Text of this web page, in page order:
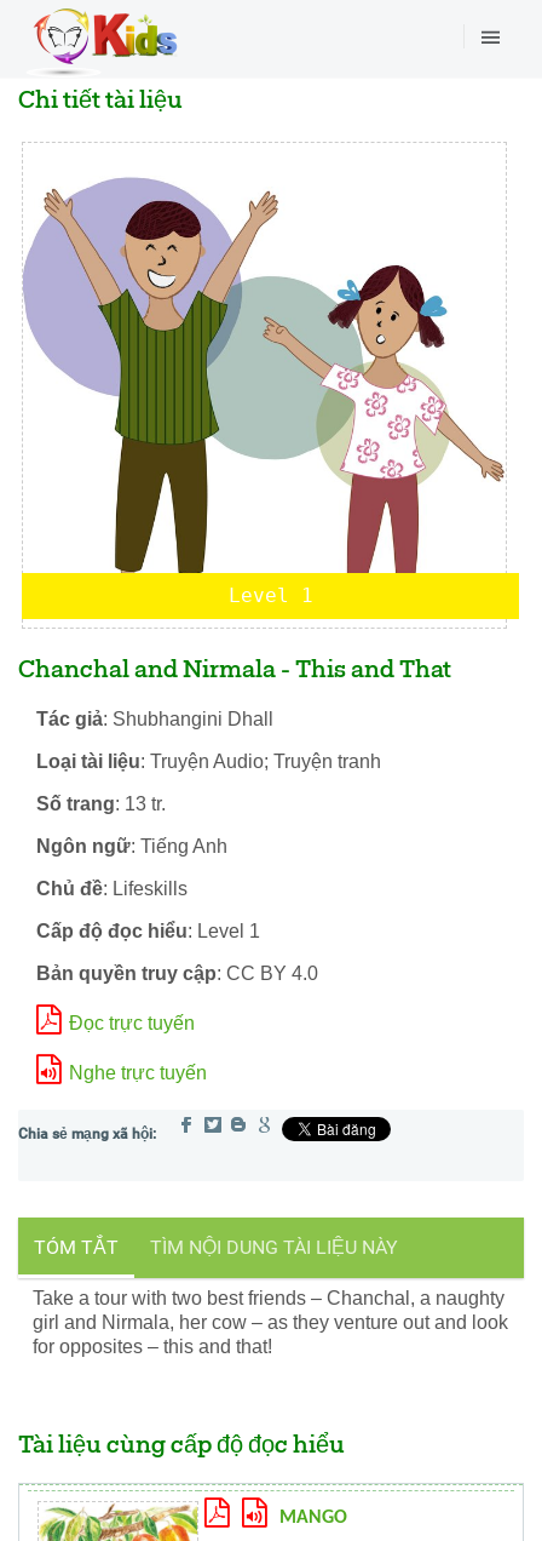
Chi tiết tài liệu
Level 1
Chanchal and Nirmala - This and That
Tác giả: Shubhangini Dhall
Loại tài liệu: Truyện Audio; Truyện tranh
Số trang: 13 tr.
Ngôn ngữ: Tiếng Anh
Chủ đề: Lifeskills
Cấp độ đọc hiểu: Level 1
Bản quyền truy cập: CC BY 4.0
Đọc trực tuyến
Nghe trực tuyến
TÓM TẮT TÌM NỘI DUNG TÀI LIỆU NÀY
Take a tour with two best friends – Chanchal, a naughty
girl and Nirmala, her cow – as they venture out and look
for opposites – this and that!
Tài liệu cùng cấp độ đọc hiểu
MANGO